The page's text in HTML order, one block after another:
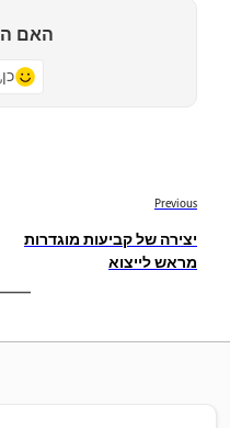
האם
Previous
יצירה של קביעות מוגדרות
מראש לייצוא